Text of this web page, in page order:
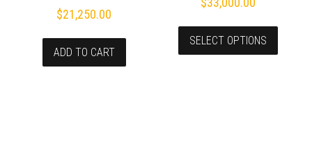
$21,250.00
ADD TO CART
SELECT OPTIONS